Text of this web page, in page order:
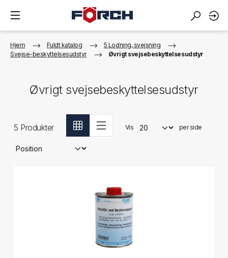
Hjem Fuldt katalog
5 Lodning, svejsning
Svejse-beskyttelsesudstyr
Øvrigt svejsebeskyttelsesudstyr
Øvrigt svejsebeskyttelsesudstyr
5 Produkter Vis per side